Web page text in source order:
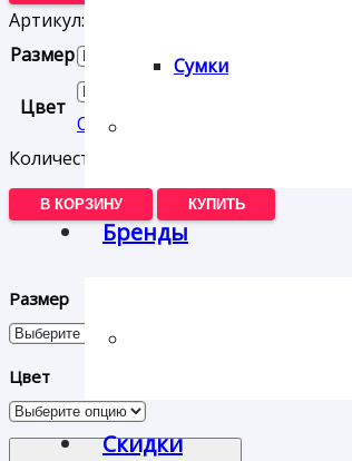
Сумки
Бренды
Скидки
Артикул:
Размер
Цвет
Очистить
Количество товара Кроссовки Lola Andy
В КОРЗИНУ КУПИТЬ
Размер
Цвет